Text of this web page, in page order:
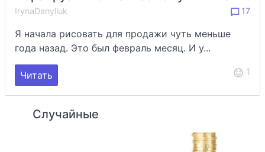
IrynaDanyliuk 17
Я начала рисовать для продажи чуть меньше
года назад. Это был февраль месяц. И у...
Читать 1
Случайные